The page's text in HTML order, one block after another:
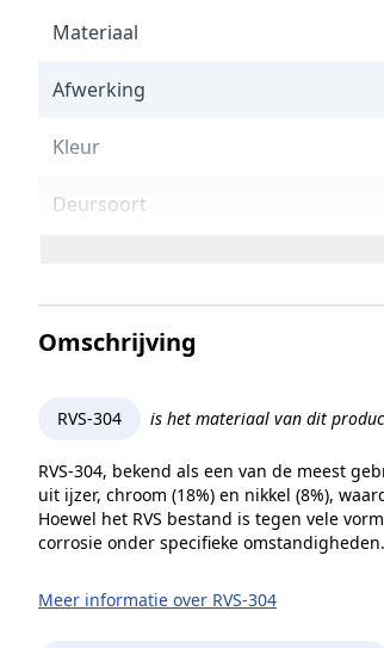
Materiaal
Afwerking
Kleur
Deursoort
Max. deurbreedte
Max. deurgewicht
Glasbewerking
Diameter glasboring
Omschrijving
RVS-304 is het materiaal van dit
RVS-304, bekend als een van de meest
uit ijzer, chroom (18%) en nikkel (8%),
Hoewel het RVS bestand is tegen vele
corrosie onder specifieke omstandigheden.
Meer informatie over RVS-304